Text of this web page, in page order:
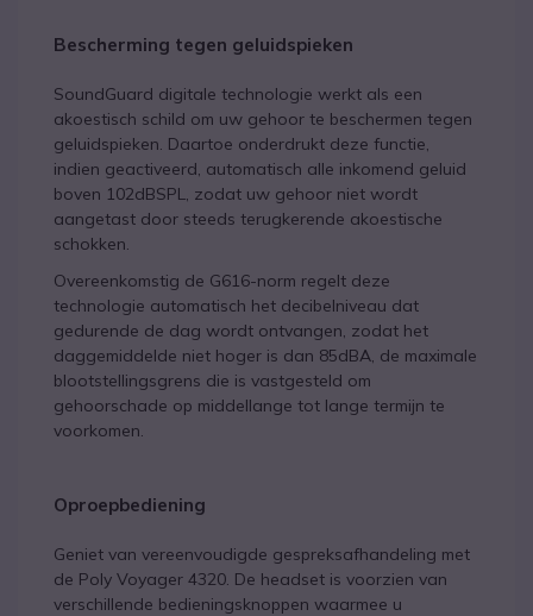
Bescherming tegen geluidspieken
SoundGuard digitale technologie werkt als een
akoestisch schild om uw gehoor te beschermen tegen
geluidspieken. Daartoe onderdrukt deze functie,
indien geactiveerd, automatisch alle inkomend geluid
boven 102dBSPL, zodat uw gehoor niet wordt
aangetast door steeds terugkerende akoestische
schokken.
Overeenkomstig de G616-norm regelt deze
technologie automatisch het decibelniveau dat
gedurende de dag wordt ontvangen, zodat het
daggemiddelde niet hoger is dan 85dBA, de maximale
blootstellingsgrens die is vastgesteld om
gehoorschade op middellange tot lange termijn te
voorkomen.
Oproepbediening
Geniet van vereenvoudigde gespreksafhandeling met
de Poly Voyager 4320. De headset is voorzien van
verschillende bedieningsknoppen waarmee u